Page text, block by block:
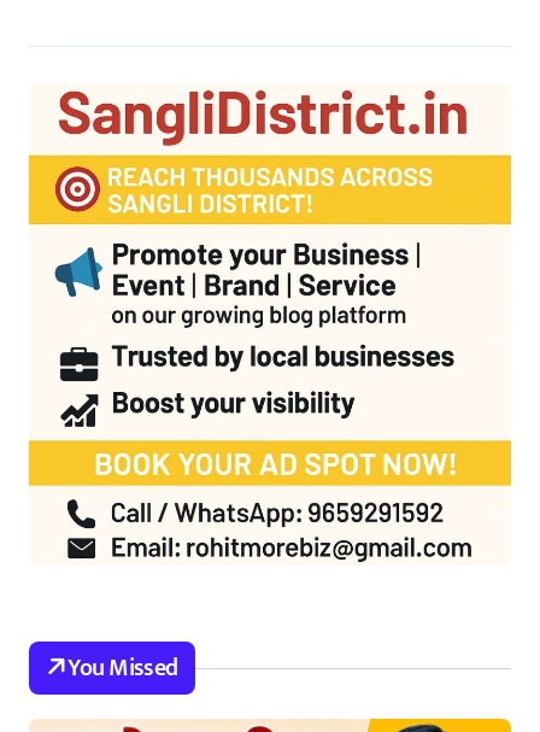
You Missed